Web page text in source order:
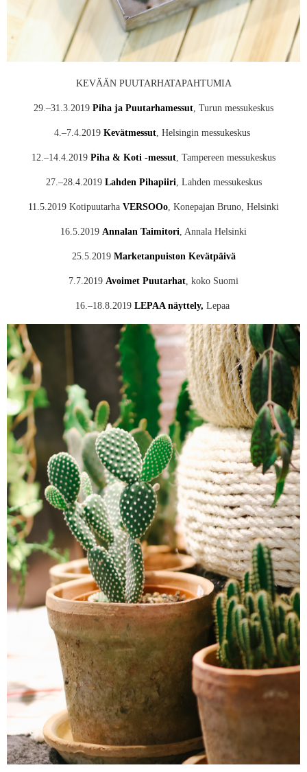
KEVÄÄN PUUTARHATAPAHTUMIA
29.–31.3.2019 Piha ja Puutarhamessut, Turun messukeskus
4.–7.4.2019 Kevätmessut, Helsingin messukeskus
12.–14.4.2019 Piha & Koti -messut, Tampereen messukeskus
27.–28.4.2019 Lahden Pihapiiri, Lahden messukeskus
11.5.2019 Kotipuutarha VERSOOo, Konepajan Bruno, Helsinki
16.5.2019 Annalan Taimitori, Annala Helsinki
25.5.2019 Marketanpuiston Kevätpäivä
7.7.2019 Avoimet Puutarhat, koko Suomi
16.–18.8.2019 LEPAA näyttely, Lepaa